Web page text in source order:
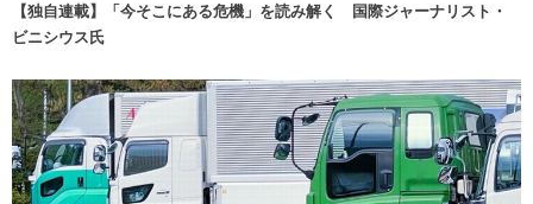
【独自連載】「今そこにある危機」を読み解く 国際ジャーナリスト・
ビニシウス氏